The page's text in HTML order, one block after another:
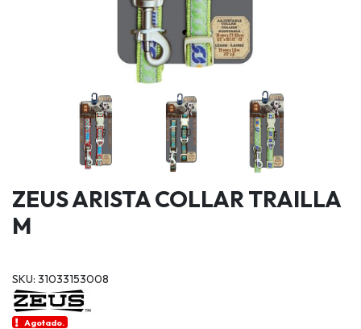
ZEUS ARISTA COLLAR TRAILLA
M
SKU: 31033153008
Agotado.